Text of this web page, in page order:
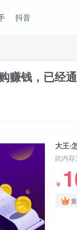
抖音
赚钱，已经
此内
￥